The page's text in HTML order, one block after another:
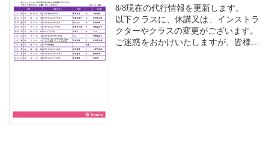
（メンバー専用）予約にて承...
8/8現在の代行情報を更新します。
以下クラスに、休講又は、インストラ
クターやクラスの変更がございます。
ご迷惑をおかけいたしますが、皆様の